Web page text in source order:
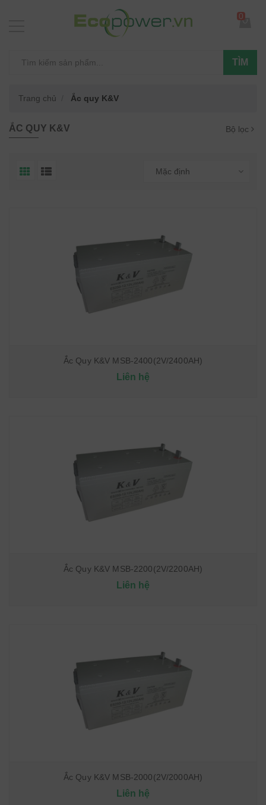
TÌM
0
Trang chủ Ắc quy K&V
ẮC QUY K&V Bộ lọc
Mặc định
Ắc Quy K&V MSB-2400(2V/2400AH)
Liên hệ
Ắc Quy K&V MSB-2200(2V/2200AH)
Liên hệ
Ắc Quy K&V MSB-2000(2V/2000AH)
Liên hệ